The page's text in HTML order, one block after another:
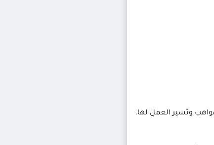
وتسير العمل لها.